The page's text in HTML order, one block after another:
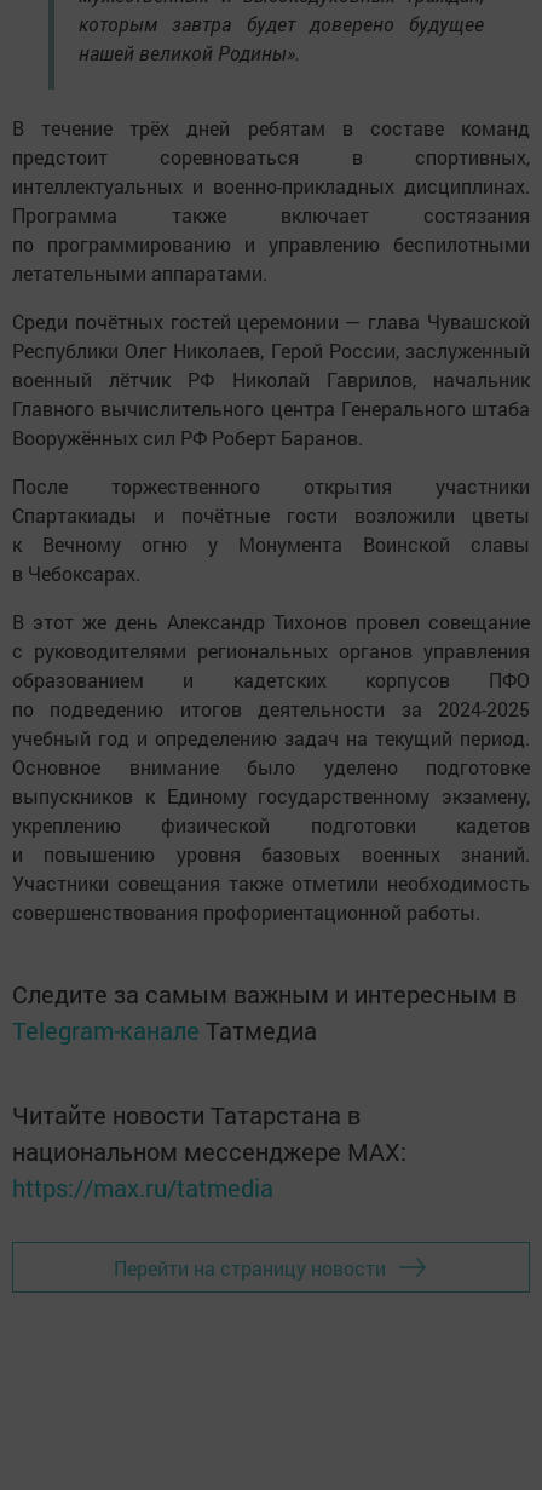
которым завтра будет доверено будущее
нашей великой Родины».
В течение трёх дней ребятам в составе команд
предстоит соревноваться в спортивных,
интеллектуальных и военно-прикладных дисциплинах.
Программа также включает состязания
по программированию и управлению беспилотными
летательными аппаратами.
Среди почётных гостей церемонии — глава Чувашской
Республики Олег Николаев, Герой России, заслуженный
военный лётчик РФ Николай Гаврилов, начальник
Главного вычислительного центра Генерального штаба
Вооружённых сил РФ Роберт Баранов.
После торжественного открытия участники
Спартакиады и почётные гости возложили цветы
к Вечному огню у Монумента Воинской славы
в Чебоксарах.
В этот же день Александр Тихонов провел совещание
с руководителями региональных органов управления
образованием и кадетских корпусов ПФО
по подведению итогов деятельности за 2024-2025
учебный год и определению задач на текущий период.
Основное внимание было уделено подготовке
выпускников к Единому государственному экзамену,
укреплению физической подготовки кадетов
и повышению уровня базовых военных знаний.
Участники совещания также отметили необходимость
совершенствования профориентационной работы.
Следите за самым важным и интересным в
Telegram-канале Татмедиа
Читайте новости Татарстана в
национальном мессенджере MАХ:
https://max.ru/tatmedia
Перейти на страницу новости